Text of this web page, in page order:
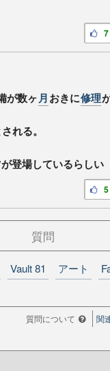
7
が数ヶ月おきに修理
れる。
登場しているらしい
5
質問
Vault 81 アート
関
質問について